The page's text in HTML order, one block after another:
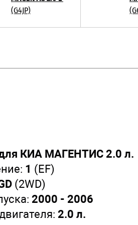
(G4JP)
КИА МАГЕНТИС 2.0 л.
1 (EF)
(2WD)
2000 - 2006
2.0 л.